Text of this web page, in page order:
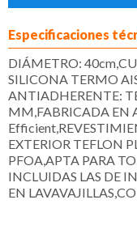
Especificaciones
DIÁMETRO:
SILICONA TERMO
ANTIADHERENTE:
MM,FABRICADA EN
EXTERIOR TEFLON
PFOA,APTA PARA
INCLUIDAS LAS DE
EN